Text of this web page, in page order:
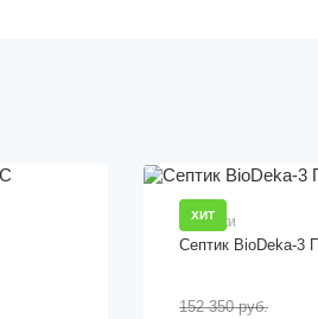
ХИТ
Септики
Септик BioDeka-3
152 350 руб.